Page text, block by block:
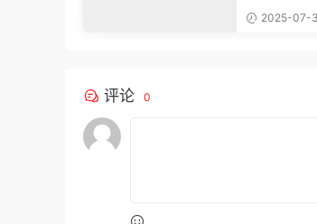
束，本文...
2025-07-
评论 0